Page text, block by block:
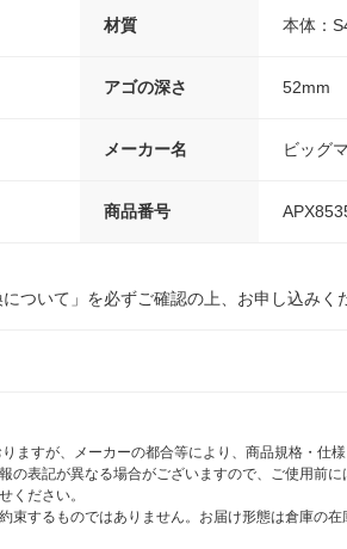
材質 本体：
アゴの深さ 52mm
メーカー名 ビッグ
商品番号
ついて」を必ずご確認の上、お申し込みく
ますが、メーカーの都合等により、商品規格・仕
表記が異なる場合がございますので、ご使用前
ください。
するものではありません。お届け形態は倉庫の